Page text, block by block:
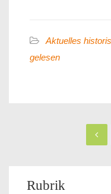
Aktuelles
gelesen
Rubrik